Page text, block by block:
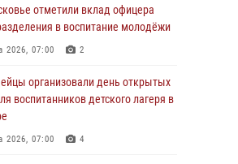
отметили вклад офицера
в воспитание молодёжи
2026, 07:00 2
организовали день открытых
воспитанников детского лагеря в
2026, 07:00 4